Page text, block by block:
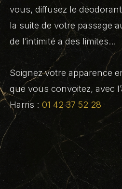
vous, diffusez le
la suite de votre passage
de l’intimité a des limites…
Soignez votre apparence
que vous convoitez, avec
Harris : 01 42 37 52 28